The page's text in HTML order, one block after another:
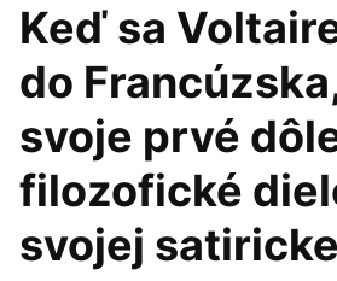
Keď sa
do
svoje prvé
filozofické
svojej